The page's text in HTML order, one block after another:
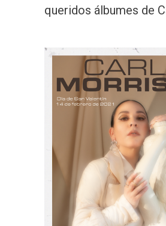
queridos álbumes de